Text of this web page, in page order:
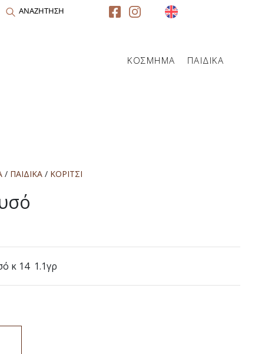
ΑΝΑΖΗΤΗΣΗ
ΚΟΣΜΗΜΑ ΠΑΙΔΙΚΑ
/ ΠΑΙΔΙΚΑ / ΚΟΡΙΤΣΙ
κ 14 1.1γρ